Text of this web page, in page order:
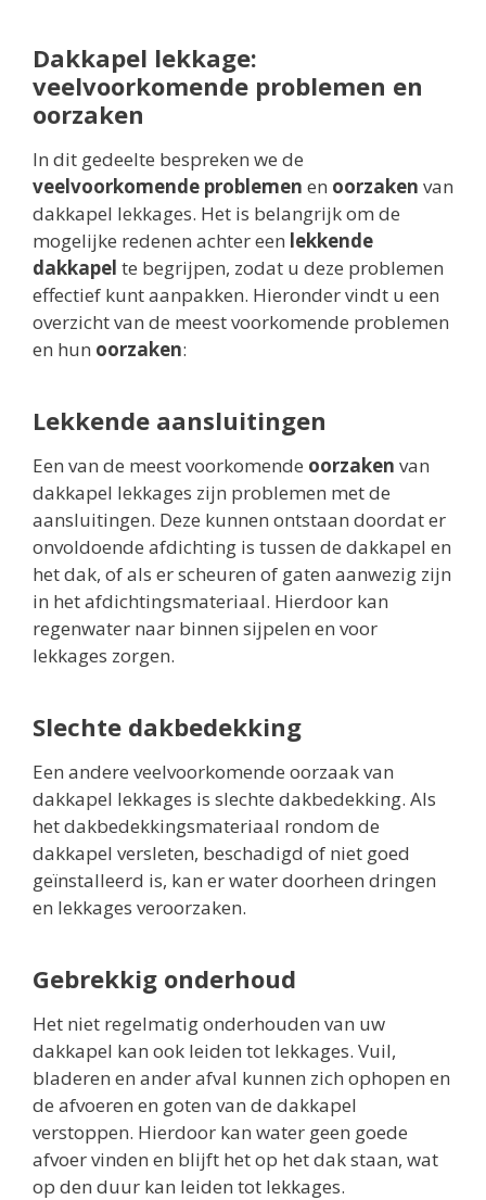
Dakkapel lekkage:
veelvoorkomende problemen en
oorzaken
In dit gedeelte bespreken we de
veelvoorkomende problemen en oorzaken van
dakkapel lekkages. Het is belangrijk om de
mogelijke redenen achter een lekkende
dakkapel te begrijpen, zodat u deze problemen
effectief kunt aanpakken. Hieronder vindt u een
overzicht van de meest voorkomende problemen
en hun oorzaken:
Lekkende aansluitingen
Een van de meest voorkomende oorzaken van
dakkapel lekkages zijn problemen met de
aansluitingen. Deze kunnen ontstaan doordat er
onvoldoende afdichting is tussen de dakkapel en
het dak, of als er scheuren of gaten aanwezig zijn
in het afdichtingsmateriaal. Hierdoor kan
regenwater naar binnen sijpelen en voor
lekkages zorgen.
Slechte dakbedekking
Een andere veelvoorkomende oorzaak van
dakkapel lekkages is slechte dakbedekking. Als
het dakbedekkingsmateriaal rondom de
dakkapel versleten, beschadigd of niet goed
geïnstalleerd is, kan er water doorheen dringen
en lekkages veroorzaken.
Gebrekkig onderhoud
Het niet regelmatig onderhouden van uw
dakkapel kan ook leiden tot lekkages. Vuil,
bladeren en ander afval kunnen zich ophopen en
de afvoeren en goten van de dakkapel
verstoppen. Hierdoor kan water geen goede
afvoer vinden en blijft het op het dak staan, wat
op den duur kan leiden tot lekkages.